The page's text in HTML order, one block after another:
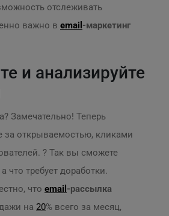
отслеживать
важно в email -маркетинг
и анализируйте
Замечательно! Теперь
за открываемостью, кликами
? Так вы сможете
что требует доработки.
что email -рассылка
на 20% всего за месяц,